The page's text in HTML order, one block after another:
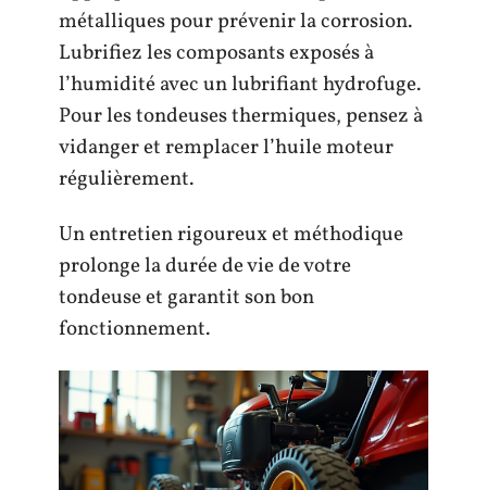
métalliques pour prévenir la corrosion.
Lubrifiez les composants exposés à
l’humidité avec un lubrifiant hydrofuge.
Pour les tondeuses thermiques, pensez à
vidanger et remplacer l’huile moteur
régulièrement.
Un entretien rigoureux et méthodique
prolonge la durée de vie de votre
tondeuse et garantit son bon
fonctionnement.